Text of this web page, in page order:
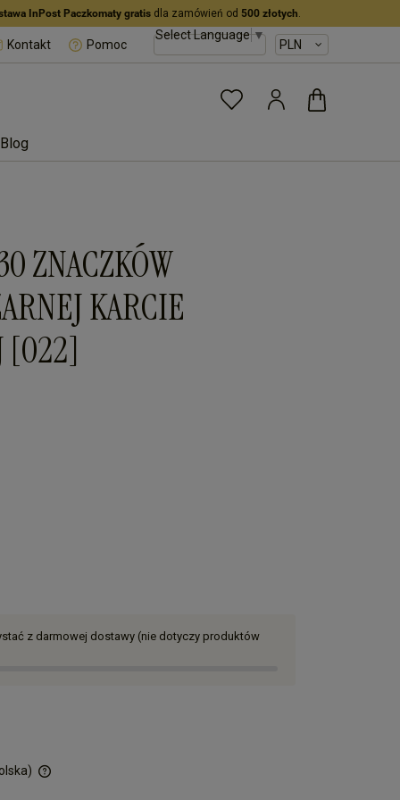
InPost Paczkomaty gratis dla zamówień od 500 złotych.
Select Language▼
Kontakt Pomoc
Blog
ZNACZKÓW
KARCIE
[022]
z darmowej dostawy (nie dotyczy produktów